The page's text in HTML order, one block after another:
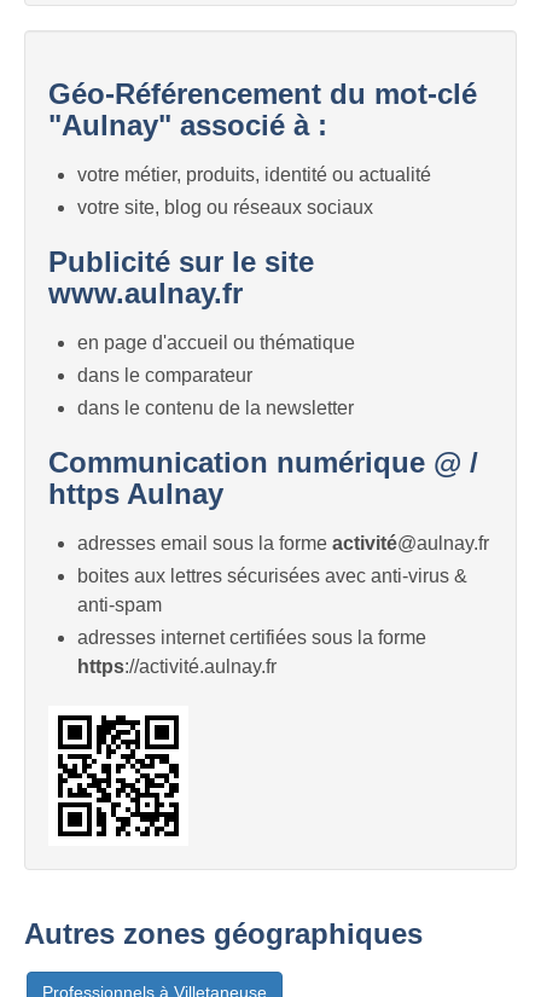
Géo-Référencement du mot-clé
"Aulnay" associé à :
votre métier, produits, identité ou actualité
votre site, blog ou réseaux sociaux
Publicité sur le site
www.aulnay.fr
en page d'accueil ou thématique
dans le comparateur
dans le contenu de la newsletter
Communication numérique @ /
https Aulnay
adresses email sous la forme activité@aulnay.fr
boites aux lettres sécurisées avec anti-virus &
anti-spam
adresses internet certifiées sous la forme
https://activité.aulnay.fr
Autres zones géographiques
Professionnels à Villetaneuse